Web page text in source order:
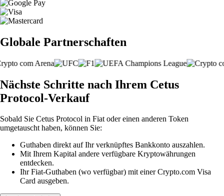
Globale Partnerschaften
Nächste Schritte nach Ihrem Cetus
Protocol-Verkauf
Sobald Sie Cetus Protocol in Fiat oder einen anderen Token
umgetauscht haben, können Sie:
Guthaben direkt auf Ihr verknüpftes Bankkonto auszahlen.
Mit Ihrem Kapital andere verfügbare Kryptowährungen
entdecken.
Ihr Fiat-Guthaben (wo verfügbar) mit einer Crypto.com Visa
Card ausgeben.